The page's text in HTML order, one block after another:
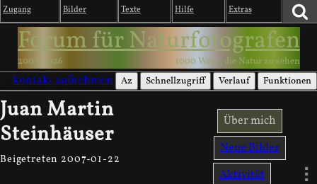
Zugang Bilder Texte Hilfe Extras
Forum für Naturfotografen
2003-2026 1000 Wege, die Natur zu sehen
Kontakt aufnehmen Az Schnellzugriff Verlauf Funktionen
Juan Martin
Steinhäuser
Beigetreten 2007-01-22
Über mich
Neue Bilder
Aktivität